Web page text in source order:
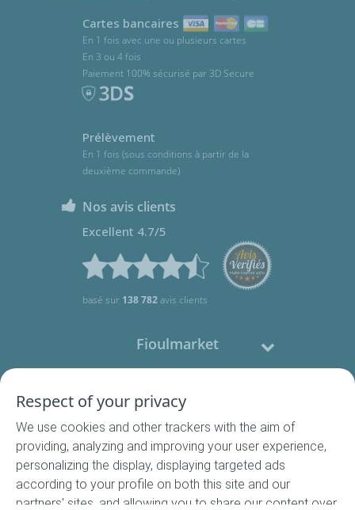
Cartes bancaires
En 1 fois avec une ou plusieurs cartes
En 3 ou 4 fois
Paiement 100% sécurisé par 3D Secure
Prélèvement
En 1 fois (sous conditions à partir de la
deuxième commande)
Nos avis clients
Excellent 4.7/5
basé sur 138 782avis clients
Fioulmarket
Nous contacter
Suivez-nous
Respect of your privacy
We use cookies and other trackers with the aim of
providing, analyzing and improving your user experience,
personalizing the display, displaying targeted ads
according to your profile on both this site and our
partners' sites, and allowing you to share our content over